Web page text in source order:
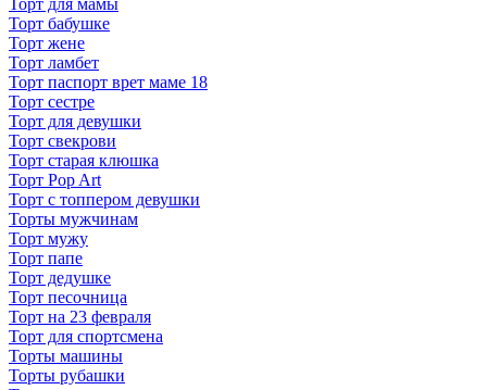
Торт для мамы
Торт бабушке
Торт жене
Торт ламбет
Торт паспорт врет маме 18
Торт сестре
Торт для девушки
Торт свекрови
Торт старая клюшка
Торт Pop Art
Торт с топпером девушки
Торты мужчинам
Торт мужу
Торт папе
Торт дедушке
Торт песочница
Торт на 23 февраля
Торт для спортсмена
Торты машины
Торты рубашки